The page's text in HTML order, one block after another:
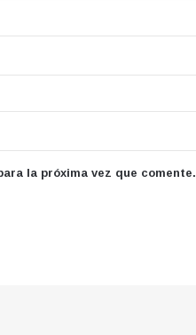
la próxima vez que comente.